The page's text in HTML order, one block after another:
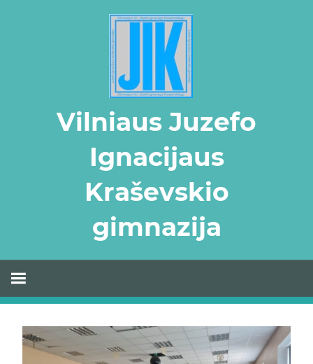
Vilniaus Juzefo
Ignacijaus
Kraševskio
gimnazija